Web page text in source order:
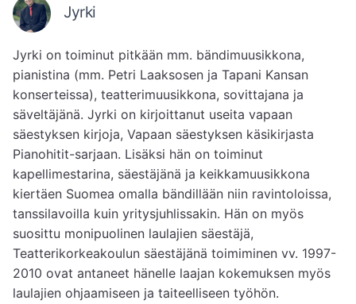
Jyrki
Jyrki on toiminut pitkään mm. bändimuusikkona,
pianistina (mm. Petri Laaksosen ja Tapani Kansan
konserteissa), teatterimuusikkona, sovittajana ja
säveltäjänä. Jyrki on kirjoittanut useita vapaan
säestyksen kirjoja, Vapaan säestyksen käsikirjasta
Pianohitit-sarjaan. Lisäksi hän on toiminut
kapellimestarina, säestäjänä ja keikkamuusikkona
kiertäen Suomea omalla bändillään niin ravintoloissa,
tanssilavoilla kuin yritysjuhlissakin. Hän on myös
suosittu monipuolinen laulajien säestäjä,
Teatterikorkeakoulun säestäjänä toimiminen vv. 1997-
2010 ovat antaneet hänelle laajan kokemuksen myös
laulajien ohjaamiseen ja taiteelliseen työhön.